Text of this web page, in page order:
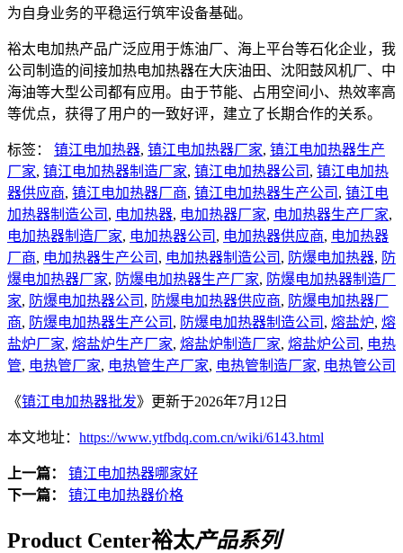
为自身业务的平稳运行筑牢设备基础。
裕太电加热产品广泛应用于炼油厂、海上平台等石化企业，我
公司制造的间接加热电加热器在大庆油田、沈阳鼓风机厂、中
海油等大型公司都有应用。由于节能、占用空间小、热效率高
等优点，获得了用户的一致好评，建立了长期合作的关系。
标签： 镇江电加热器, 镇江电加热器厂家, 镇江电加热器生产
厂家, 镇江电加热器制造厂家, 镇江电加热器公司 , 镇江电加热
器供应商, 镇江电加热器厂商, 镇江电加热器生产公司 , 镇江电
加热器制造公司 , 电加热器, 电加热器厂家, 电加热器生产厂家,
电加热器制造厂家, 电加热器公司 , 电加热器供应商, 电加热器
厂商, 电加热器生产公司 , 电加热器制造公司 , 防爆电加热器, 防
爆电加热器厂家, 防爆电加热器生产厂家, 防爆电加热器制造厂
家, 防爆电加热器公司 , 防爆电加热器供应商, 防爆电加热器厂
商, 防爆电加热器生产公司 , 防爆电加热器制造公司 , 熔盐炉, 熔
盐炉厂家, 熔盐炉生产厂家, 熔盐炉制造厂家, 熔盐炉公司 , 电热
管, 电热管厂家, 电热管生产厂家, 电热管制造厂家, 电热管公司
《镇江电加热器批发》更新于2026年7月12日
本文地址： https://www.ytfbdq.com.cn/wiki/6143.html
上一篇：
镇江电加热器哪家好
下一篇：
镇江电加热器价格
Product Center裕太产品系列